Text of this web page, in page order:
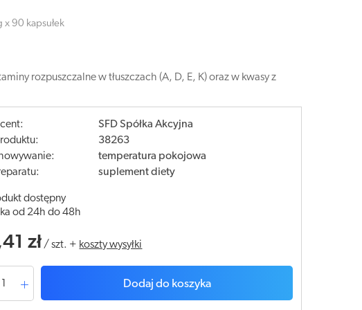
90 kapsułek
rozpuszczalne w tłuszczach (A, D, E, K) oraz w kwasy z
SFD Spółka Akcyjna
38263
temperatura pokojowa
suplement diety
dostępny
od 24h do 48h
zł /szt. + koszty wysyłki
Dodaj do koszyka